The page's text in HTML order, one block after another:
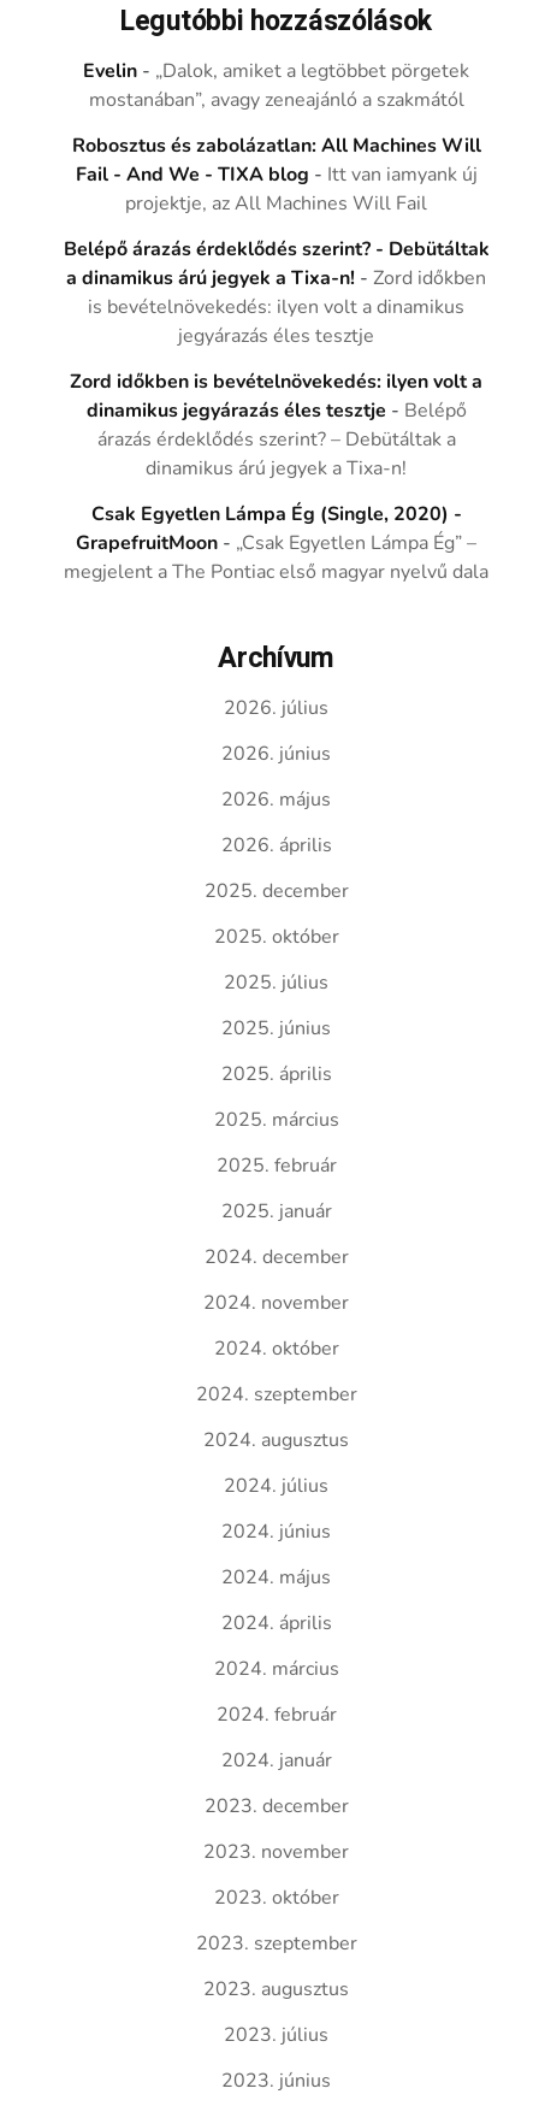
Legutóbbi hozzászólások
Evelin - „Dalok, amiket a legtöbbet pörgetek
mostanában”, avagy zeneajánló a szakmától
Robosztus és zabolázatlan: All Machines Will
Fail - And We - TIXA blog - Itt van iamyank új
projektje, az All Machines Will Fail
Belépő árazás érdeklődés szerint? - Debütáltak
a dinamikus árú jegyek a Tixa-n! -Zord időkben
is bevételnövekedés: ilyen volt a dinamikus
jegyárazás éles tesztje
Zord időkben is bevételnövekedés: ilyen volt a
dinamikus jegyárazás éles tesztje - Belépő
árazás érdeklődés szerint? – Debütáltak a
dinamikus árú jegyek a Tixa-n!
Csak Egyetlen Lámpa Ég (Single, 2020) -
GrapefruitMoon - „Csak Egyetlen Lámpa Ég” –
megjelent a The Pontiac első magyar nyelvű dala
Archívum
2026. július
2026. június
2026. május
2026. április
2025. december
2025. október
2025. július
2025. június
2025. április
2025. március
2025. február
2025. január
2024. december
2024. november
2024. október
2024. szeptember
2024. augusztus
2024. július
2024. június
2024. május
2024. április
2024. március
2024. február
2024. január
2023. december
2023. november
2023. október
2023. szeptember
2023. augusztus
2023. július
2023. június